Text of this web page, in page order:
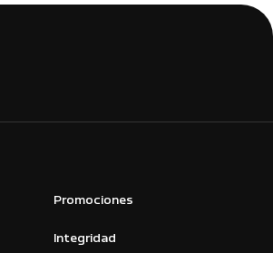
Promociones
Integridad